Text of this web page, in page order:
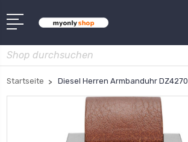
Suche
Startseite Diesel Herren Armbanduhr DZ4270